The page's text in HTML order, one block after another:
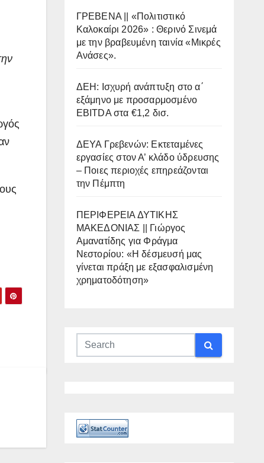
ΓΡΕΒΕΝΑ || «Πολιτιστικό
Καλοκαίρι 2026» : Θερινό Σινεμά
με την βραβευμένη ταινία «Μικρές
Ανάσες».
ΔΕΗ: Ισχυρή ανάπτυξη στο α΄
εξάμηνο με προσαρμοσμένο
EBITDA στα €1,2 δισ.
ΔΕΥΑ Γρεβενών: Εκτεταμένες
εργασίες στον Α’ κλάδο ύδρευσης
– Ποιες περιοχές επηρεάζονται
την Πέμπτη
ΠΕΡΙΦΕΡΕΙΑ ΔΥΤΙΚΗΣ
ΜΑΚΕΔΟΝΙΑΣ || Γιώργος
Αμανατίδης για Φράγμα
Νεστορίου: «Η δέσμευσή μας
γίνεται πράξη με εξασφαλισμένη
χρηματοδότηση»